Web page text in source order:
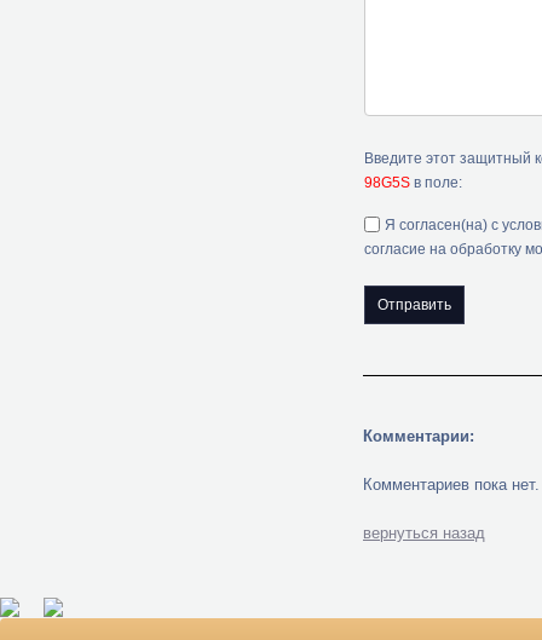
Введите этот защитный
98G5S в поле:
Я согласен(на) с
согласие на обработку
Комментарии:
Комментариев пока нет.
вернуться назад